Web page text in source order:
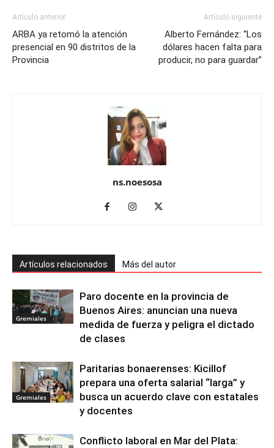
Artículo anterior
ARBA ya retomó la atención
presencial en 90 distritos de la
Provincia
Artículo siguiente
Alberto Fernández: “Los
dólares hacen falta para
producir, no para guardar”
ns.noesosa
Artículos relacionados Más del autor
Gremiales
Paro docente en la provincia de
Buenos Aires: anuncian una nueva
medida de fuerza y peligra el dictado
de clases
Gremiales
Paritarias bonaerenses: Kicillof
prepara una oferta salarial “larga” y
busca un acuerdo clave con estatales
y docentes
Conflicto laboral en Mar del Plata: